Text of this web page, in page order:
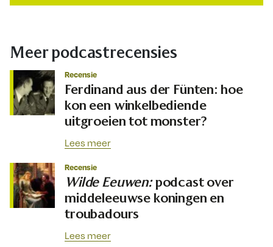
Meer podcastrecensies
Recensie
Ferdinand aus der Fünten: hoe
kon een winkelbediende
uitgroeien tot monster?
Lees meer
Recensie
Wilde Eeuwen:podcast over
middeleeuwse koningen en
troubadours
Lees meer